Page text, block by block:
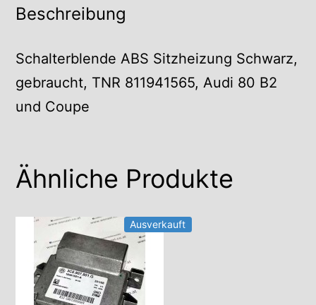
Beschreibung
Schalterblende ABS Sitzheizung Schwarz,
gebraucht, TNR 811941565, Audi 80 B2
und Coupe
Ähnliche Produkte
Ausverkauft